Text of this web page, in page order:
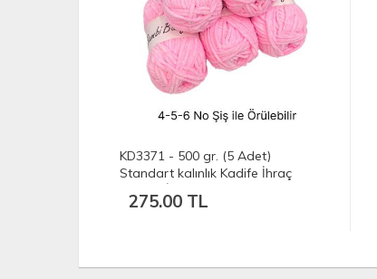
KD3371 - 500 gr. (5 Adet)
Standart kalınlık Kadife İhraç
275.00 TL